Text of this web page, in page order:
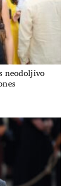
neodoljivo